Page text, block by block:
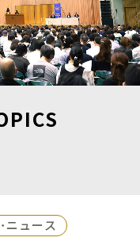
ニュース